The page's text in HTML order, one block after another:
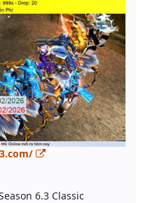
6.3 Classic